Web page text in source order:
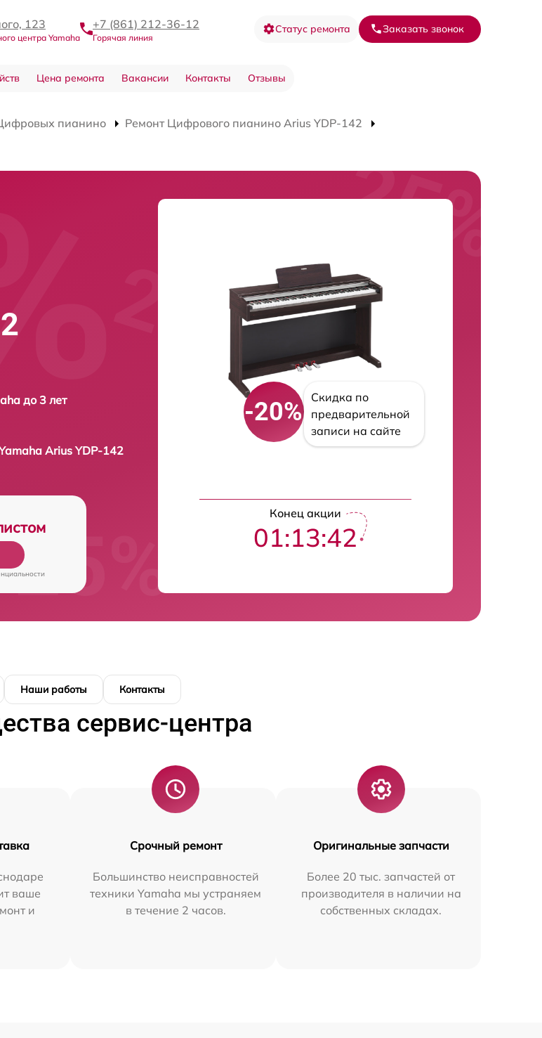
123
центра Yamaha
+7 (861) 212-36-12
Горячая линия
Статус ремонта Заказать звонок
Цена ремонта Вакансии Контакты Отзывы
пианино
Ремонт Цифрового пианино Arius YDP-142
до 3 лет
Arius YDP-142
-20%
Скидка по
предварительной
записи на сайте
Конец акции
01:13:41
Наши работы Контакты
сервис-центра
ваше
и
Срочный ремонт
Большинство неисправностей
техники Yamaha мы устраняем
в течение 2 часов.
Оригинальные запчасти
Более 20 тыс. запчастей от
производителя в наличии на
собственных складах.